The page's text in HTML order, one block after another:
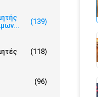
(139)
(118)
(96)